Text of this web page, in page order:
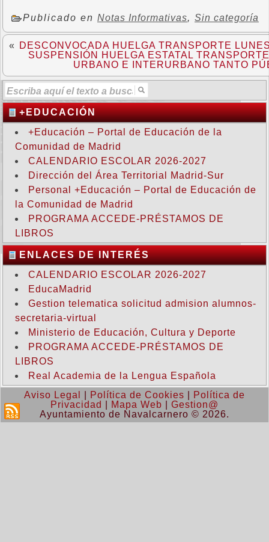
Publicado en Notas Informativas, Sin categoría
«
DESCONVOCADA HUELGA TRANSPORTE
SUSPENSIÓN HUELGA ESTATAL
URBANO E INTERURBANO TANTO
+EDUCACIÓN
+Educación – Portal de Educación de la
Comunidad de Madrid
CALENDARIO ESCOLAR 2026-2027
Dirección del Área Territorial Madrid-Sur
Personal +Educación – Portal de Educación de
la Comunidad de Madrid
PROGRAMA ACCEDE-PRÉSTAMOS DE
LIBROS
ENLACES DE INTERÉS
CALENDARIO ESCOLAR 2026-2027
EducaMadrid
Gestion telematica solicitud admision alumnos-
secretaria-virtual
Ministerio de Educación, Cultura y Deporte
PROGRAMA ACCEDE-PRÉSTAMOS DE
LIBROS
Real Academia de la Lengua Española
Aviso Legal
Política de Cookies
Política de
Privacidad
Mapa Web
Gestion@
Ayuntamiento de Navalcarnero © 2026.